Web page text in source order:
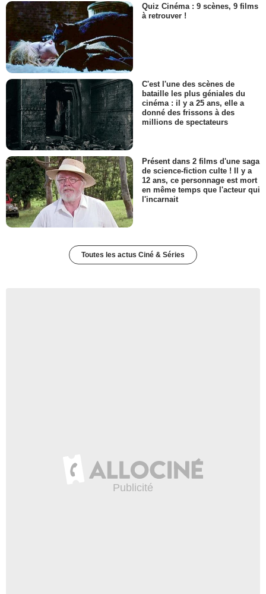
Quiz Cinéma : 9 scènes, 9 films
à retrouver !
C'est l'une des scènes de
bataille les plus géniales du
cinéma : il y a 25 ans, elle a
donné des frissons à des
millions de spectateurs
Présent dans 2 films d'une saga
de science-fiction culte ! Il y a
12 ans, ce personnage est mort
en même temps que l'acteur qui
l'incarnait
Toutes les actus Ciné & Séries